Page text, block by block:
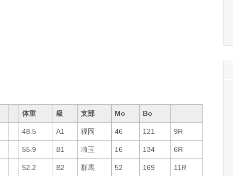
体重 級 支部 Mo Bo
48.5 A1 福岡 46 121 9R
55.9 B1 埼玉 16 134 6R
52.2 B2 群馬 52 169 11R